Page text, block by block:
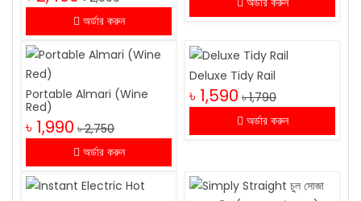
অর্ডার করুন
Portable Almari (Wine
Red)
৳ 1,990 ৳ 2,750
অর্ডার করুন
Deluxe Tidy Rail
৳ 1,590 ৳ 1,790
অর্ডার করুন